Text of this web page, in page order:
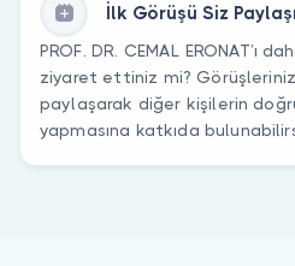
İlk Görüşü Siz
PROF. DR. CEMAL ERONAT’ı
ziyaret ettiniz mi?
paylaşarak diğer kişilerin
yapmasına katkıda